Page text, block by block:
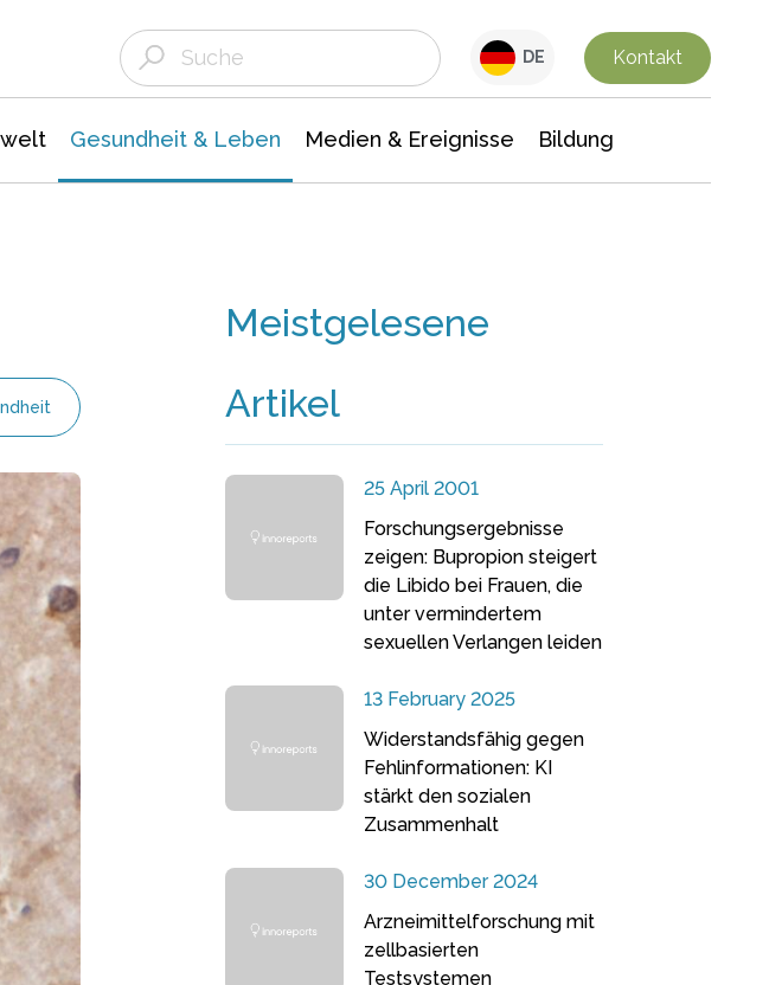
DE Kontakt
Gesundheit & Leben Medien & Ereignisse Bildung
Meistgelesene
Artikel
25 April 2001
Forschungsergebnisse
zeigen: Bupropion steigert
die Libido bei Frauen, die
unter vermindertem
sexuellen Verlangen leiden
13 February 2025
Widerstandsfähig gegen
Fehlinformationen: KI
stärkt den sozialen
Zusammenhalt
30 December 2024
Arzneimittelforschung mit
zellbasierten
Testsystemen